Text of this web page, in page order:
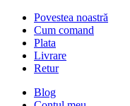
Povestea noastră
Cum comand
Plata
Livrare
Retur
Blog